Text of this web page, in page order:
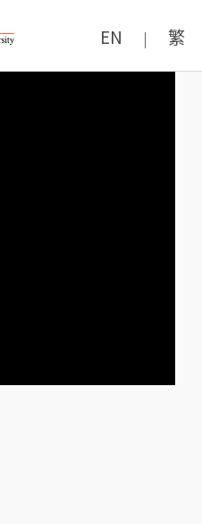
EN | 繁